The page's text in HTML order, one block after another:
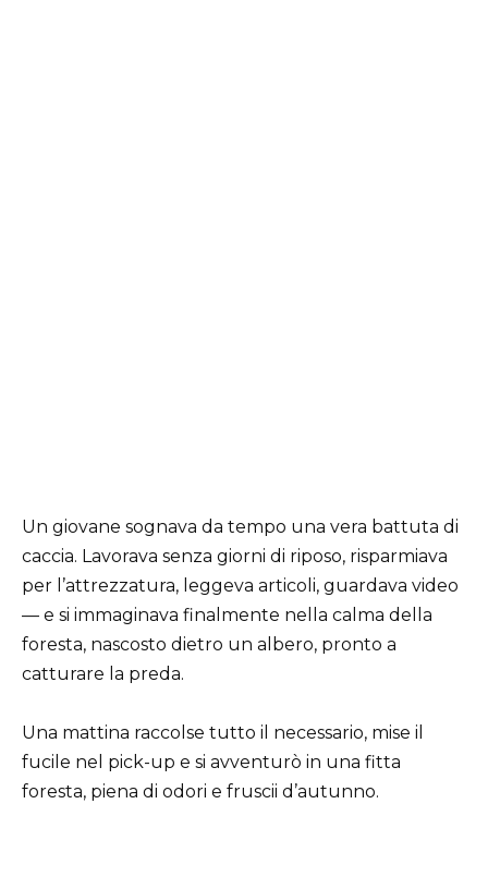
Un giovane sognava da tempo una vera battuta di
caccia. Lavorava senza giorni di riposo, risparmiava
per l’attrezzatura, leggeva articoli, guardava video
— e si immaginava finalmente nella calma della
foresta, nascosto dietro un albero, pronto a
catturare la preda.
Una mattina raccolse tutto il necessario, mise il
fucile nel pick-up e si avventurò in una fitta
foresta, piena di odori e fruscii d’autunno.